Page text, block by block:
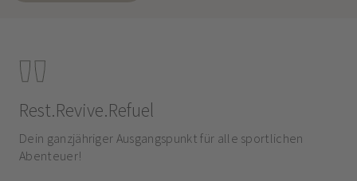
Rest.Revive.Refuel
Dein ganzjähriger Ausgangspunkt für alle sportlichen
Abenteuer!